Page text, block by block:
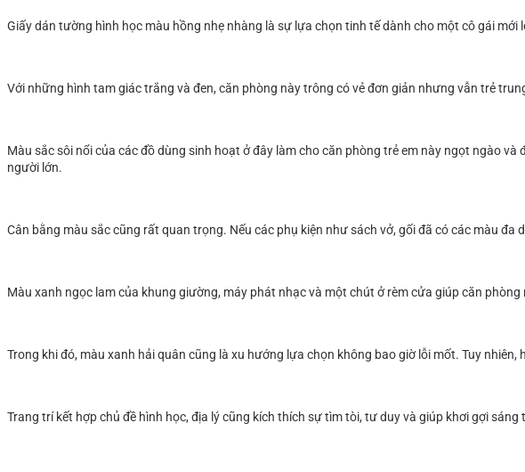
Giấy dán tường hình học màu hồng nhẹ nhàng là sự lựa chọn tinh tế dành cho một cô gái mới
Với những hình tam giác trắng và đen, căn phòng này trông có vẻ đơn giản nhưng vẫn trẻ
Màu sắc sôi nổi của các đồ dùng sinh hoạt ở đây làm cho căn phòng trẻ em này ngọt ngào
người lớn.
Cân bằng màu sắc cũng rất quan trọng. Nếu các phụ kiện như sách vở, gối đã có các màu đa
Màu xanh ngọc lam của khung giường, máy phát nhạc và một chút ở rèm cửa giúp căn
Trong khi đó, màu xanh hải quân cũng là xu hướng lựa chọn không bao giờ lỗi mốt. Tuy
Trang trí kết hợp chủ đề hình học, địa lý cũng kích thích sự tìm tòi, tư duy và giúp khơi gợi sáng